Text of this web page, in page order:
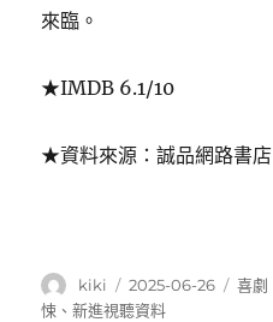
來臨。
★IMDB 6.1/10
★資料來源：誠品網路書店
作
者
kiki
發
佈
2025-06-26
分
喜劇
悚 、新進視聽資料